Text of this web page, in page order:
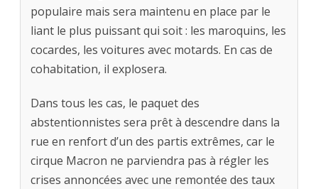
populaire mais sera maintenu en place par le
liant le plus puissant qui soit : les maroquins, les
cocardes, les voitures avec motards. En cas de
cohabitation, il explosera.
Dans tous les cas, le paquet des
abstentionnistes sera prêt à descendre dans la
rue en renfort d’un des partis extrêmes, car le
cirque Macron ne parviendra pas à régler les
crises annoncées avec une remontée des taux